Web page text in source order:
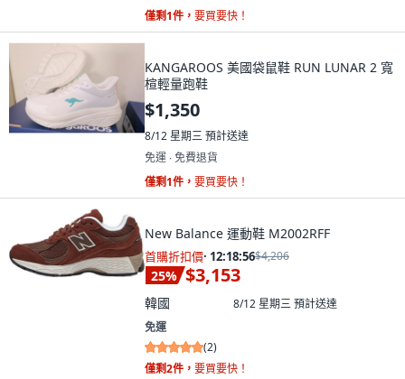
僅剩1件， 要買要快！
KANGAROOS 美國袋鼠鞋 RUN LUNAR 2 寬
楦輕量跑鞋
$1,350
8/12 星期三預計送達
免運 ∙ 免費退貨
僅剩1件， 要買要快！
New Balance 運動鞋 M2002RFF
首購折扣價· 12:18:55$4,206
25% $3,153
韓國 8/12 星期三預計送達
免運
(2)
僅剩2件， 要買要快！